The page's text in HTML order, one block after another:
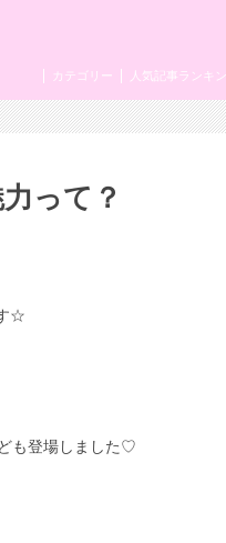
人気記事ランキ
カテゴリー
って？
☆
も登場しました♡